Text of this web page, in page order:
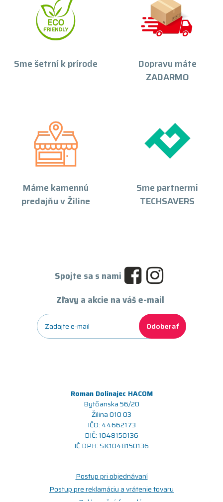
Sme šetrní k prírode
Dopravu máte
ZADARMO
Máme kamennú
predajňu v Žiline
Sme partnermi
TECHSAVERS
Spojte sa s nami
Zľavy a akcie na váš e-mail
Odoberať
Roman Dolinajec HACOM
Bytčianska 56/20
Žilina 010 03
IČO: 44662173
DIČ: 1048150136
IČ DPH: SK1048150136
Postup pri objednávaní
Postup pre reklamáciu a vrátenie tovaru